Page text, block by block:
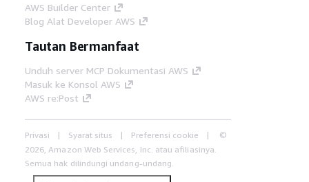
AWS Builder Center
Blog Alat Developer AWS
Tautan Bermanfaat
Unduh server MCP Dokumentasi AWS
Masuk ke Konsol AWS
AWS re:Post
Privasi Syarat situs Preferensi cookie
©
2026, Amazon Web Services, Inc. atau afiliasinya.
Semua hak dilindungi undang-undang.